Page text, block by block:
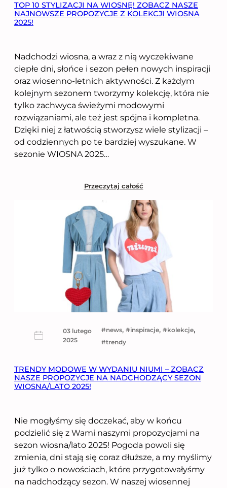
TOP 10 STYLIZACJI NA WIOSNĘ! ZOBACZ NASZE
NAJNOWSZE PROPOZYCJE Z KOLEKCJI WIOSNA
2025!
Nadchodzi wiosna, a wraz z nią wyczekiwane
ciepłe dni, słońce i sezon pełen nowych inspiracji
oraz wiosenno-letnich aktywności. Z każdym
kolejnym sezonem tworzymy kolekcję, która nie
tylko zachwyca świeżymi modowymi
rozwiązaniami, ale też jest spójna i kompletna.
Dzięki niej z łatwością stworzysz wiele stylizacji –
od codziennych po te bardziej wyszukane. W
sezonie WIOSNA 2025…
Przeczytaj całość
03 lutego
2025
news, inspiracje, kolekcje
trendy
TRENDY MODOWE W WYDANIU NIUMI – ZOBACZ
NASZE PROPOZYCJE NA NADCHODZĄCY SEZON
WIOSNA/LATO 2025!
Nie mogłyśmy się doczekać, aby w końcu
podzielić się z Wami naszymi propozycjami na
sezon wiosna/lato 2025! Pogoda powoli się
zmienia, dni stają się coraz dłuższe, a my myślimy
już tylko o nowościach, które przygotowałyśmy
na nadchodzący sezon. W naszej wiosennej